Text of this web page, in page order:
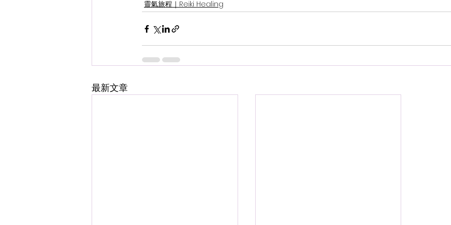
靈氣旅程｜Reiki Healing
最新文章